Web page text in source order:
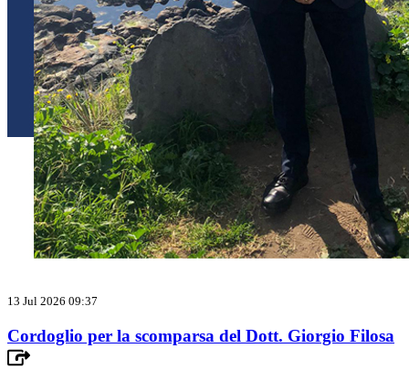
13 Jul 2026 09:37
Cordoglio per la scomparsa del Dott. Giorgio Filosa